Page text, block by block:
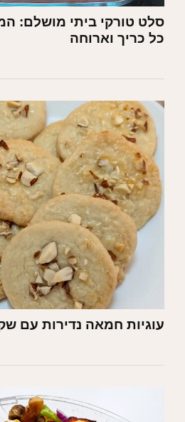
סלט טורקי ביתי מושלם:
כל כריך וארוחה
עוגיות חמאה נדירות עם